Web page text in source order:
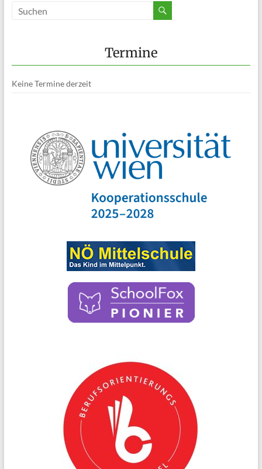
Termine
Keine Termine derzeit